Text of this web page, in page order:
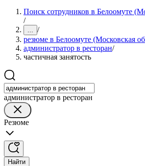
Поиск сотрудников в Белоомуте
/
... /
резюме в Белоомуте (Московская
администратор в ресторан/
частичная занятость
администратор в ресторан
Резюме
Найти